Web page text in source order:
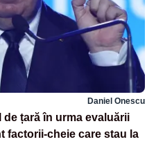
Daniel Onescu
de țară în urma evaluării
factorii-cheie care stau la